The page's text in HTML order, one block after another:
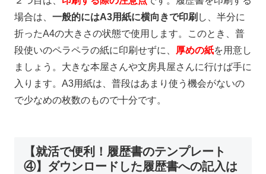
場合は、 一般的にはA3用紙に横向きで印刷 し、半分に
折ったA4の大きさの状態で使用します。このとき、普
段使いのペラペラの紙に印刷せずに、 厚めの紙を用意し
ましょう。大きな本屋さんや文房具屋さんに行けば手に
入ります。 A3用紙は、普段はあまり使う機会がないの
で少なめの枚数のもので十分です。
【就活で便利！履歴書のテンプレート
④】ダウンロードした履歴書への記入は